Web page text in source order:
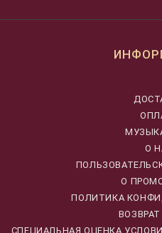
О
О
ПОЛИТИКА
CПЕЦИАЛЬНАЯ ОЦЕНКА